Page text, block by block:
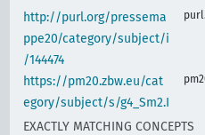
http://purl.org/pressema
ppe20/category/subject/i
/144474
https://pm20.zbw.eu/cat
egory/subject/s/g4_Sm2.I
EXACTLY MATCHING CONCEPTS